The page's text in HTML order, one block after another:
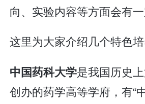
向、实验内容等方面会有一
这里为大家介绍几个特色培
中国药科大学是我国历史
创办的药学高等学府，有“